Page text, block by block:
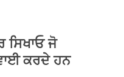
ਸਿਖਾਓ ਜੋ
ਕਰਦੇ ਹਨ